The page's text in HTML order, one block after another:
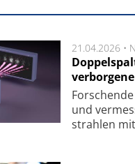
21.04.2026 •
und
strah­len